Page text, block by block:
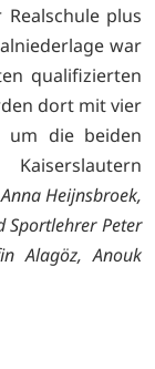
plus
war
qualifizierten
dort mit vier
um die beiden
Heijnsbroek,
Sportlehrer Peter
Alagöz, Anouk